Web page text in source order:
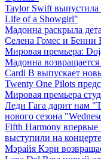
Taylor Swift
Life of a Showgirl"
Мадонна раскрыла
Селена Гомес и Бенни
Мировая премьера:
Мадонна
Cardi B выпускает
Twenty One Pilots
Мировая премьера
Леди Гага дарит нам
нового сезона
Fifth Harmony впервые
выступили на
Мэрайя Кэри